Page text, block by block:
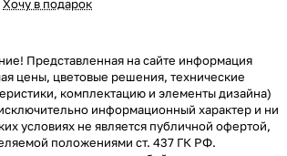
Хочу в подарок
Представленная на сайте информация
цены, цветовые решения, технические
комплектацию и элементы дизайна)
информационный характер и ни
условиях не является публичной офертой,
положениями ст. 437 ГК РФ.